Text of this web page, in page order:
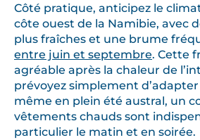
Côté pratique, anticipez le
côte ouest de la Namibie, avec
plus fraîches et une brume
entre juin et septembre. Cette
agréable après la chaleur de
prévoyez simplement
même en plein été austral, un
vêtements chauds sont
particulier le matin et en soirée.